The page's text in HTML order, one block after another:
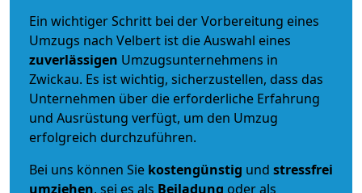
Ein wichtiger Schritt bei der Vorbereitung eines
Umzugs nach Velbert ist die Auswahl eines
zuverlässigen Umzugsunternehmens in
Zwickau. Es ist wichtig, sicherzustellen, dass das
Unternehmen über die erforderliche Erfahrung
und Ausrüstung verfügt, um den Umzug
erfolgreich durchzuführen.
Bei uns können Sie kostengünstig und stressfrei
umziehen, sei es als Beiladung oder als